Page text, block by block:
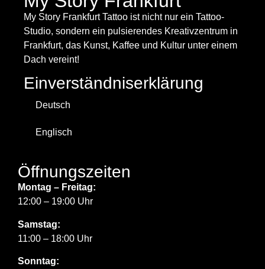
My Story Frankfurt Tattoo ist nicht nur ein Tattoo-
Studio, sondern ein pulsierendes Kreativzentrum in
Frankfurt, das Kunst, Kaffee und Kultur unter einem
Dach vereint!
Einverständniserklärung
Deutsch
Englisch
Öffnungszeiten
Montag – Freitag:
12:00 – 19:00 Uhr
Samstag:
11:00 – 18:00 Uhr
Sonntag: